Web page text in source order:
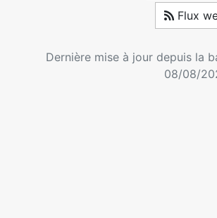
Flux
Dernière mise à jour depuis la
08/08/